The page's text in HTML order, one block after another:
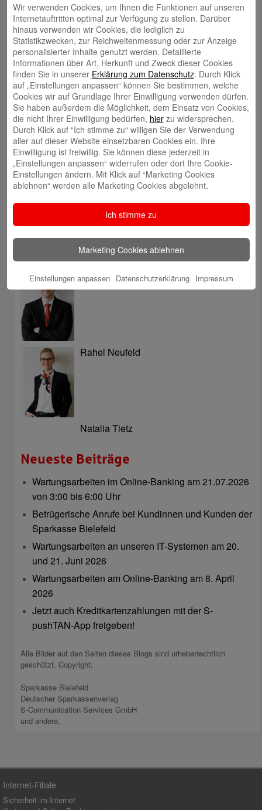
Volker Ehlebracht
Jens Flachmann
Christoph Kaleschke
Stephan Merkel
Rahel Neufeld
Natalia Tietz
Neueste Beiträge
Wartungsarbeiten im Online-Banking am 21.07.2026
von 3:00 bis 6:00 Uhr
Betrügerische Anrufe bei Kundinnen und Kunden der
Sparkasse Bielefeld
Wartungsarbeiten an unseren IT-Systemen am 20.
und 21. Juni 2026
Wartungsarbeiten am Online-Banking am 8. April
2026
Jetzt auch Kreditkartenzahlungen mit der S-
pushTAN-App freigeben!
Alle Bilder auf den Seiten dieses Blogs sind urheberrechtlich
geschützt. Copyright:
Sparkasse Bielefeld
Deutscher Sparkassenverlag
S-Communication Services GmbH
und andere.
Internet-Filiale
Sicherheit im Internet
Wir verwenden Cookies, um Ihnen die Funktionen auf unseren
Internetauftritten optimal zur Verfügung zu stellen. Darüber
hinaus verwenden wir Cookies, die lediglich zu
Statistikzwecken, zur Reichweitenmessung oder zur Anzeige
personalisierter Inhalte genutzt werden. Detaillierte
Informationen über Art, Herkunft und Zweck dieser Cookies
finden Sie in unserer Erklärung zum Datenschutz. Durch Klick
auf „Einstellungen anpassen“ können Sie bestimmen, welche
Cookies wir auf Grundlage Ihrer Einwilligung verwenden dürfen.
Sie haben außerdem die Möglichkeit, dem Einsatz von Cookies,
die nicht Ihrer Einwilligung bedürfen, hierzu widersprechen.
Durch Klick auf “Ich stimme zu“ willigen Sie der Verwendung
aller auf dieser Website einsetzbaren Cookies ein. Ihre
Einwilligung ist freiwillig. Sie können diese jederzeit in
„Einstellungen anpassen“ widerrufen oder dort Ihre Cookie-
Einstellungen ändern. Mit Klick auf “Marketing Cookies
ablehnen“ werden alle Marketing Cookies abgelehnt.
Ich stimme zu
Marketing Cookies ablehnen
Einstellungen anpassen Datenschutzerklärung Impressum